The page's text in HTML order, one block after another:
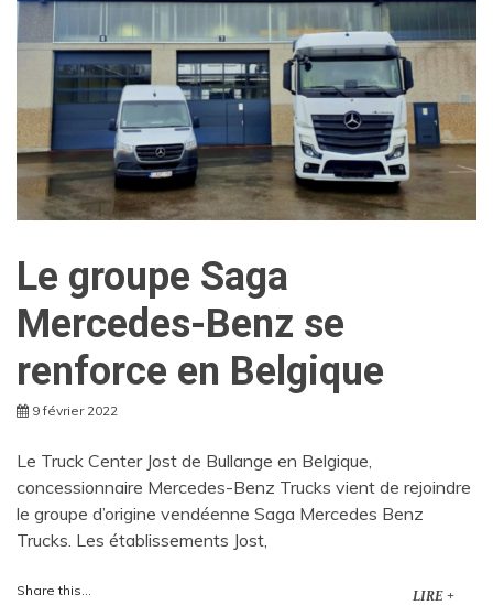
Le groupe Saga
Mercedes-Benz se
renforce en Belgique
9 février 2022
Le Truck Center Jost de Bullange en Belgique,
concessionnaire Mercedes-Benz Trucks vient de rejoindre
le groupe d’origine vendéenne Saga Mercedes Benz
Trucks. Les établissements Jost,
Share this... LIRE +